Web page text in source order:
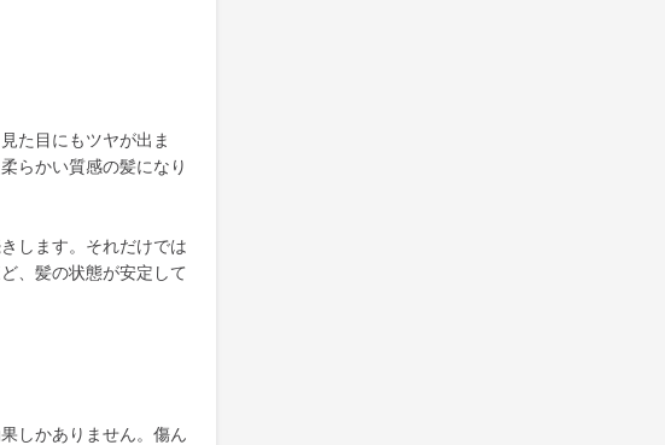
た目にもツヤが出ま
らかい質感の髪になり
します。それだけでは
、髪の状態が安定して
しかありません。傷ん